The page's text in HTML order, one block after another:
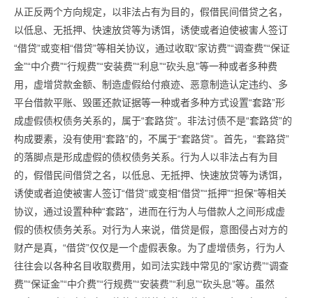
从正反两个方向规定，以非法占有为目的，假借民间借贷之名，
以低息、无抵押、快速放贷等为诱饵，诱使或者迫使被害人签订
“借贷”或变相“借贷”等相关协议，通过收取“家访费”“调查费”“保证
金”“中介费”“行规费”“安装费”“利息”“砍头息”等一种或者多种费
用，虚增贷款金额、制造虚假给付痕迹、恶意制造认定违约、多
平台借款平账、毁匿还款证据等一种或者多种方式设置“套路”形
成虚假债权债务关系的，属于“套路贷”。非法讨债不是“套路贷”的
构成要素，没有使用“套路”的，不属于“套路贷”。首先，“套路贷”
的落脚点是形成虚假的债权债务关系。行为人以非法占有为目
的，假借民间借贷之名，以低息、无抵押、快速放贷等为诱饵，
诱使或者迫使被害人签订“借贷”或变相“借贷”“抵押”“担保”等相关
协议，通过设置种种“套路”，进而在行为人与借款人之间形成虚
假的债权债务关系。对行为人来说，借贷是假，意图侵占对方的
财产是真，“借贷”仅仅是一个虚假表象。为了虚增债务，行为人
往往会以各种名目收取费用，如司法实践中常见的“家访费”“调查
费”“保证金”“中介费”“行规费”“安装费”“利息”“砍头息”等。虽然